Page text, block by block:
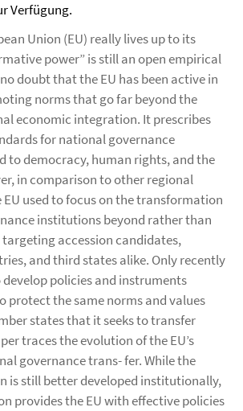
Verfügung.
Union (EU) really lives up to its
power” is still an open empirical
doubt that the EU has been active in
norms that go far beyond the
economic integration. It prescribes
for national governance
to democracy, human rights, and the
in comparison to other regional
used to focus on the transformation
institutions beyond rather than
accession candidates,
and third states alike. Only recently
policies and instruments
protect the same norms and values
states that it seeks to transfer
traces the evolution of the EU’s
governance trans- fer. While the
is still better developed institutionally,
provides the EU with effective policies